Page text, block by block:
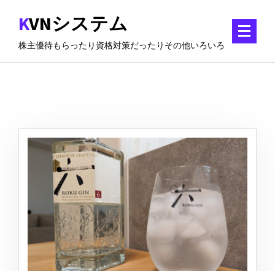
ツ
KVNシステム
株主優待もらったり資格対策だったりその他いろいろ